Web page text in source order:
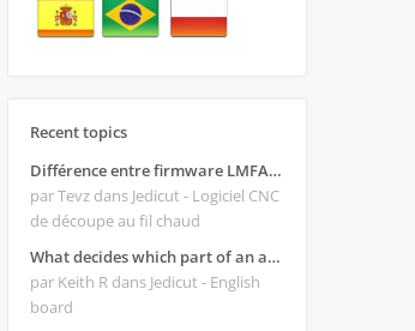
Recent topics
Différence entre firmware LMFAO_V4_8_0 et du GRBL
par Tevz dans Jedicut - Logiciel CNC
de découpe au fil chaud
What decides which part of an airfoil is the extrado and intrado?
par Keith R dans Jedicut - English
board